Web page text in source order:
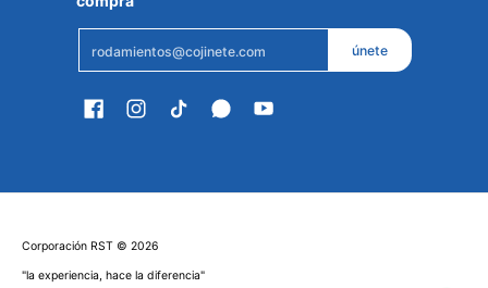
únete
Corporación RST © 2026
"la experiencia, hace la diferencia"